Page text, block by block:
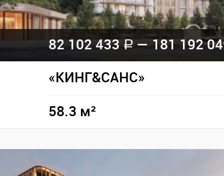
82 102 433a— 181 192
«КИНГ&САНС»
58.3 м²